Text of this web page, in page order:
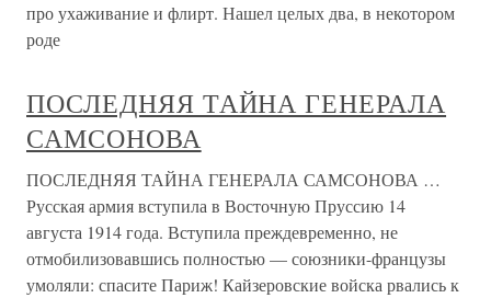
про ухаживание и флирт. Нашел целых два, в некотором
роде
ПОСЛЕДНЯЯ ТАЙНА ГЕНЕРАЛА
САМСОНОВА
ПОСЛЕДНЯЯ ТАЙНА ГЕНЕРАЛА САМСОНОВА …
Русская армия вступила в Восточную Пруссию 14
августа 1914 года. Вступила преждевременно, не
отмобилизовавшись полностью — союзники-французы
умоляли: спасите Париж! Кайзеровские войска рвались к